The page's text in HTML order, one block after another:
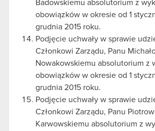
Badowskiemu absolutorium z
obowiązków w okresie od 1
grudnia 2015 roku.
Podjęcie uchwały w sprawie
Członkowi Zarządu, Panu
Nowakowskiemu absolutorium z
obowiązków w okresie od 1
grudnia 2015 roku.
Podjęcie uchwały w sprawie
Członkowi Zarządu, Panu
Karwowskiemu absolutorium z